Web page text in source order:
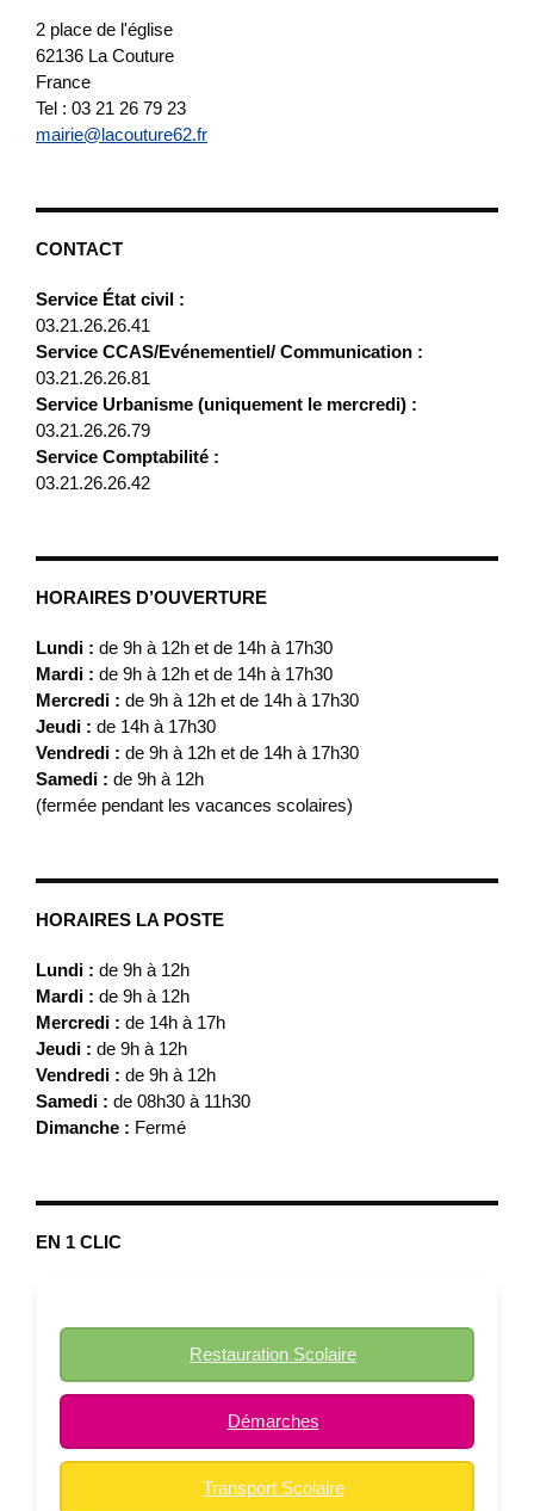
2 place de l'église
62136 La Couture
France
Tel : 03 21 26 79 23
mairie@lacouture62.fr
CONTACT
Service État civil :
03.21.26.26.41
Service CCAS/Evénementiel/ Communication :
03.21.26.26.81
Service Urbanisme (uniquement le mercredi) :
03.21.26.26.79
Service Comptabilité :
03.21.26.26.42
HORAIRES D’OUVERTURE
Lundi : de 9h à 12h et de 14h à 17h30
Mardi : de 9h à 12h et de 14h à 17h30
Mercredi : de 9h à 12h et de 14h à 17h30
Jeudi : de 14h à 17h30
Vendredi : de 9h à 12h et de 14h à 17h30
Samedi : de 9h à 12h
(fermée pendant les vacances scolaires)
HORAIRES LA POSTE
Lundi : de 9h à 12h
Mardi : de 9h à 12h
Mercredi : de 14h à 17h
Jeudi : de 9h à 12h
Vendredi : de 9h à 12h
Samedi : de 08h30 à 11h30
Dimanche : Fermé
EN 1 CLIC
Restauration Scolaire
Démarches
Transport Scolaire